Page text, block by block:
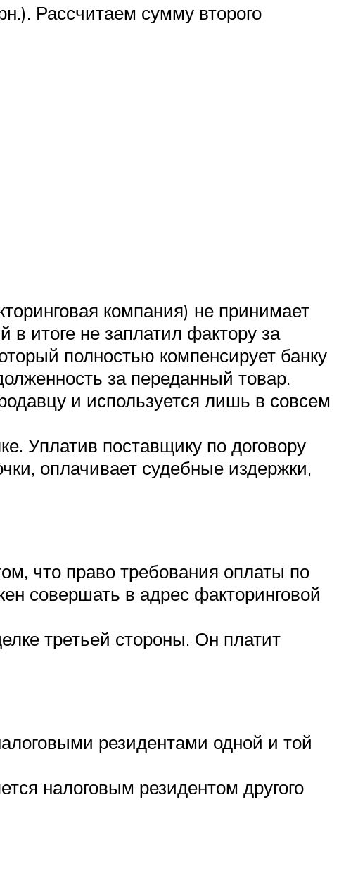
Рассчитаем сумму второго
компания) не принимает
в итоге не заплатил фактору за
полностью компенсирует банку
за переданный товар.
и используется лишь в совсем
Уплатив поставщику по договору
оплачивает судебные издержки,
что право требования оплаты по
совершать в адрес факторинговой
третьей стороны. Он платит
резидентами одной и той
налоговым резидентом другого